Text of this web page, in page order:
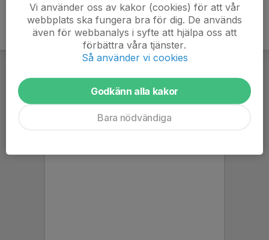
Vi använder oss av kakor (cookies) för att vår
webbplats ska fungera bra för dig. De används
även för webbanalys i syfte att hjälpa oss att
förbättra våra tjänster.
Så använder vi cookies
Godkänn alla kakor
Bara nödvändiga